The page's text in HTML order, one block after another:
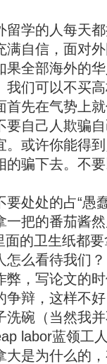
学的人每天都
满自信，面对
果全部海外的
我们可以不买
首先在气势上
自己人欺骗自
。或许你能得
的骗下去。不
处的占“愚
一把的番茄酱
的卫生纸都
么看待我们？
，写论文的时
争辩，这样不
碗（当然我并
labor蓝领工
大是为什么的